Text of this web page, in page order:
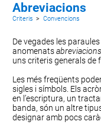
Abreviacions
Criteris > Convencions
De vegades les
anomenatsabreviacions
uns criteris generals de
Les més freqüents
sigles isímbols. Els
en l’escriptura, un
banda, són un altre
designar amb pocs